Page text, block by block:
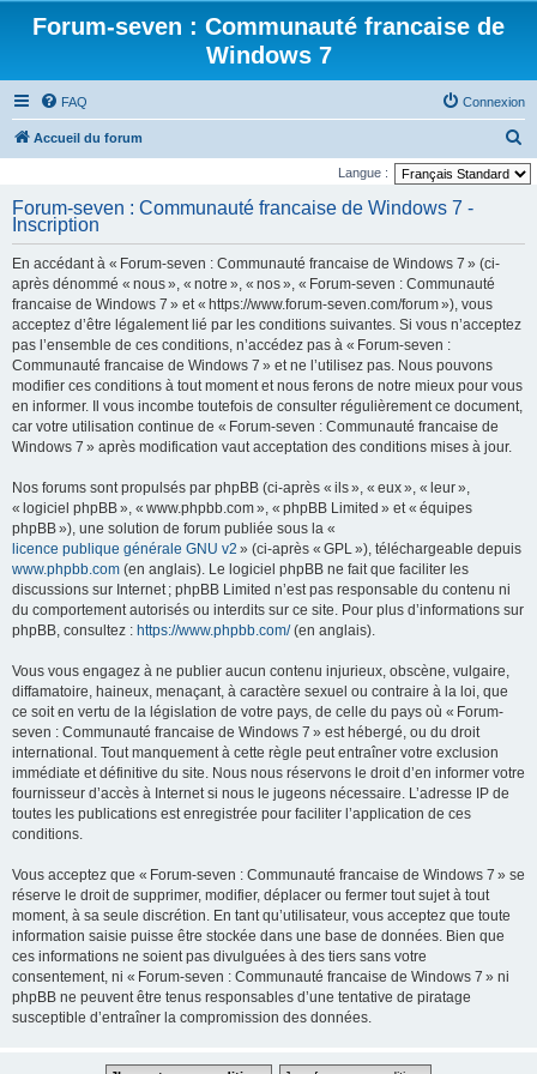
Forum-seven : Communauté francaise de
Windows 7
FAQ Connexion
Accueil du forum
e
Langue :
Forum-seven : Communauté francaise de Windows 7 -
Inscription
En accédant à « Forum-seven : Communauté francaise de Windows 7 » (ci-
après dénommé « nous », « notre », « nos », « Forum-seven : Communauté
francaise de Windows 7 » et « https://www.forum-seven.com/forum »), vous
acceptez d’être légalement lié par les conditions suivantes. Si vous n’acceptez
pas l’ensemble de ces conditions, n’accédez pas à « Forum-seven :
Communauté francaise de Windows 7 » et ne l’utilisez pas. Nous pouvons
modifier ces conditions à tout moment et nous ferons de notre mieux pour vous
en informer. Il vous incombe toutefois de consulter régulièrement ce document,
car votre utilisation continue de « Forum-seven : Communauté francaise de
Windows 7 » après modification vaut acceptation des conditions mises à jour.
Nos forums sont propulsés par phpBB (ci-après « ils », « eux », « leur »,
« logiciel phpBB », « www.phpbb.com », « phpBB Limited » et « équipes
phpBB »), une solution de forum publiée sous la «
licence publique générale GNU v2 » (ci-après « GPL »), téléchargeable depuis
www.phpbb.com (en anglais). Le logiciel phpBB ne fait que faciliter les
discussions sur Internet ; phpBB Limited n’est pas responsable du contenu ni
du comportement autorisés ou interdits sur ce site. Pour plus d’informations sur
phpBB, consultez : https://www.phpbb.com/(en anglais).
Vous vous engagez à ne publier aucun contenu injurieux, obscène, vulgaire,
diffamatoire, haineux, menaçant, à caractère sexuel ou contraire à la loi, que
ce soit en vertu de la législation de votre pays, de celle du pays où « Forum-
seven : Communauté francaise de Windows 7 » est hébergé, ou du droit
international. Tout manquement à cette règle peut entraîner votre exclusion
immédiate et définitive du site. Nous nous réservons le droit d’en informer votre
fournisseur d’accès à Internet si nous le jugeons nécessaire. L’adresse IP de
toutes les publications est enregistrée pour faciliter l’application de ces
conditions.
Vous acceptez que « Forum-seven : Communauté francaise de Windows 7 » se
réserve le droit de supprimer, modifier, déplacer ou fermer tout sujet à tout
moment, à sa seule discrétion. En tant qu’utilisateur, vous acceptez que toute
information saisie puisse être stockée dans une base de données. Bien que
ces informations ne soient pas divulguées à des tiers sans votre
consentement, ni « Forum-seven : Communauté francaise de Windows 7 » ni
phpBB ne peuvent être tenus responsables d’une tentative de piratage
susceptible d’entraîner la compromission des données.